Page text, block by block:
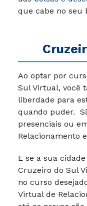
que cabe no seu
Ao optar por
Sul Virtual, você
liberdade para
quando puder.
presenciais ou
Relacionamento
E se a sua
Cruzeiro do Sul
no curso
Virtual de